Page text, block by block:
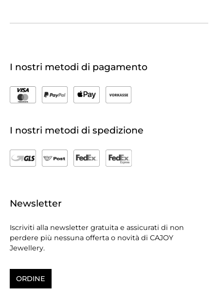
I nostri metodi di pagamento
I nostri metodi di spedizione
Newsletter
Iscriviti alla newsletter gratuita e assicurati di non
perdere più nessuna offerta o novità di CAJOY
Jewellery.
ORDINE